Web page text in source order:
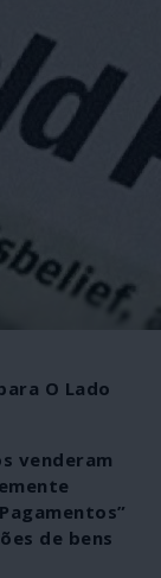
O Lado
venderam
de bens